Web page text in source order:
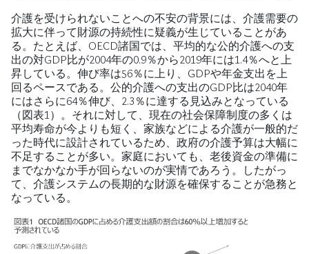
介護を受けられないことへの不安の背景には、介護需要の
拡大に伴って財源の持続性に疑義が生じていることがあ
る。たとえば、OECD諸国では、平均的な公的介護への支
出の対GDP比が2004年の0.9％から2019年には1.4％へと上
昇している。伸び率は56％に上り、GDPや年金支出を上
回るペースである。公的介護への支出のGDP比は2040年
にはさらに64％伸び、2.3％に達する見込みとなっている
（図表1）。それに対して、現在の社会保障制度の多くは
平均寿命が今よりも短く、家族などによる介護が一般的だ
った時代に設計されているため、政府の介護予算は大幅に
不足することが多い。家庭においても、老後資金の準備に
までなかなか手が回らないのが実情であろう。したがっ
て、介護システムの長期的な財源を確保することが急務と
なっている。